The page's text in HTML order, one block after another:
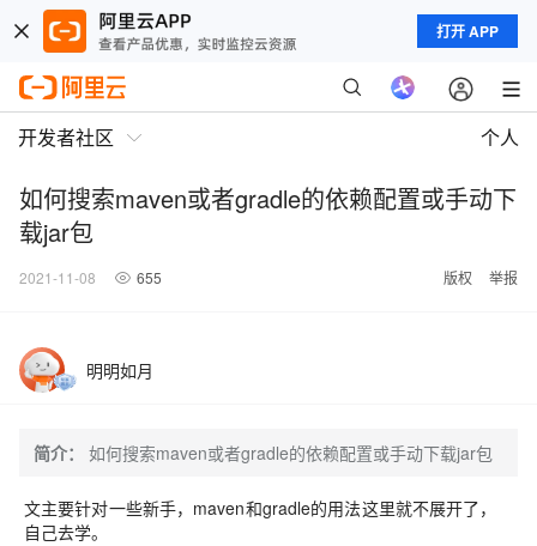
打开 APP
开发者社区 个人
如何搜索maven或者gradle的依赖配置或手动下
载jar包
2021-11-08 655 版权 举报
明明如月
简介： 如何搜索maven或者gradle的依赖配置或手动下载jar包
文主要针对一些新手，maven和gradle的用法这里就不展开了，
自己去学。